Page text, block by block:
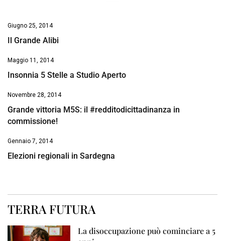
Giugno 25, 2014
Il Grande Alibi
Maggio 11, 2014
Insonnia 5 Stelle a Studio Aperto
Novembre 28, 2014
Grande vittoria M5S: il #redditodicittadinanza in
commissione!
Gennaio 7, 2014
Elezioni regionali in Sardegna
TERRA FUTURA
La disoccupazione può cominciare a 5